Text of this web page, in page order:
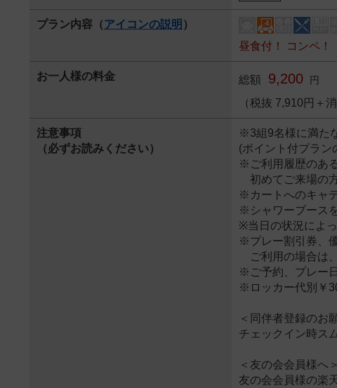
プラン内容（アイコンの説明 ）
昼食付！ コンペ！
お一人様の料金 総額 9,200 円
（税抜 7,910円＋
注意事項
（必ずお読みください）
※3組9名様に満た
(ポイント付プラン
※ご利用履歴のあ
初めてご来場の
※カートへのキャ
※シャワーブース
※当日の状況によ
※プレー割引券、
ご利用の場合は
※ご予約、プレー
※ロッカー代別￥
＜同伴者登録のお
チェックイン時ス
＜友の会会員様へ＞
友の会会員様の楽